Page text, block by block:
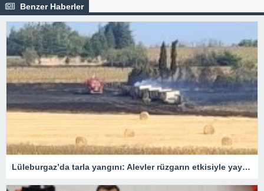
Benzer Haberler
Lüleburgaz’da tarla yangını: Alevler rüzgarın etkisiyle yayıldı